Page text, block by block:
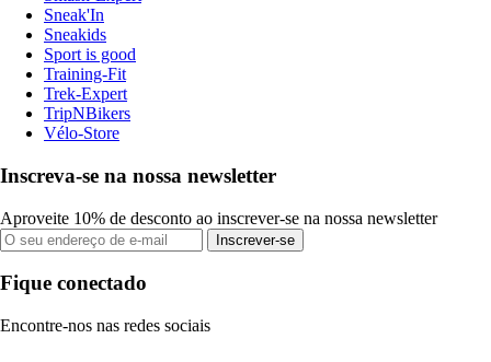
Sneak'In
Sneakids
Sport is good
Training-Fit
Trek-Expert
TripNBikers
Vélo-Store
Inscreva-se na nossa newsletter
Aproveite 10% de desconto ao inscrever-se na nossa newsletter
Inscrever-se
Fique conectado
Encontre-nos nas redes sociais